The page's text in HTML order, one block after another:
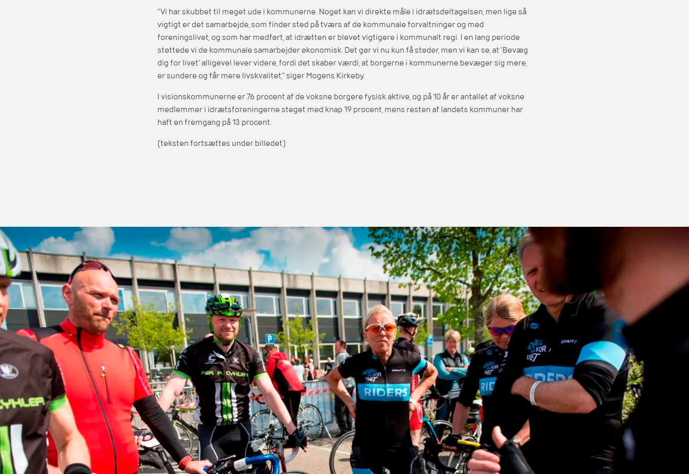
”Vi har skubbet til meget ude i kommunerne. Noget kan vi direkte måle i idrætsdeltagelsen, men lige så
vigtigt er det samarbejde, som finder sted på tværs af de kommunale forvaltninger og med
foreningslivet, og som har medført, at idrætten er blevet vigtigere i kommunalt regi. I en lang periode
støttede vi de kommunale samarbejder økonomisk. Det gør vi nu kun få steder, men vi kan se, at ’Bevæg
dig for livet’ alligevel lever videre, fordi det skaber værdi, at borgerne i kommunerne bevæger sig mere,
er sundere og får mere livskvalitet,” siger Mogens Kirkeby.
I visionskommunerne er 76 procent af de voksne borgere fysisk aktive, og på 10 år er antallet af voksne
medlemmer i idrætsforeningerne steget med knap 19 procent, mens resten af landets kommuner har
haft en fremgang på 13 procent.
(teksten fortsættes under billedet)